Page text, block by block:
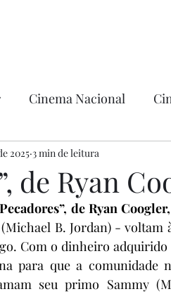
Cinema Nacional
Ficção
de Ryan
2025 3 min de leitura
de Ryan
B. Jordan) - voltam
Com o dinheiro
para que a comunidade
seu primo Sammy